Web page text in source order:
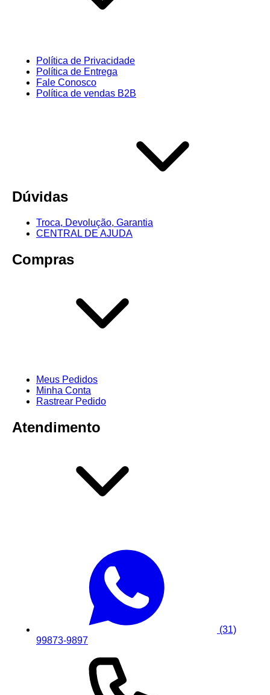
Política de Privacidade
Política de Entrega
Fale Conosco
Política de vendas B2B
Dúvidas
Troca, Devolução, Garantia
CENTRAL DE AJUDA
Compras
Meus Pedidos
Minha Conta
Rastrear Pedido
Atendimento
(31)
99873-9897